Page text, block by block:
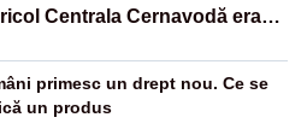
Centrala Cernavodă era
lui Ceaușescu
primesc un drept nou. Ce se
un produs